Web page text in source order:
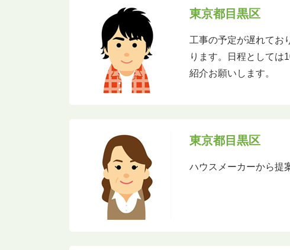
東京都目黒区
工事の予定が遅れてお
ります。日程としては
紹介お願いします。
東京都目黒区
ハウスメーカーから提